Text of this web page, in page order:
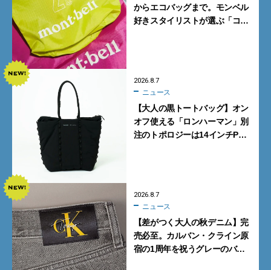
からエコバッグまで。モンベル
好きスタイリストが選ぶ「コス
2026.8.7
ニュース
【大人の黒トートバッグ】オン
オフ使える「ロンハーマン」別
注のトポロジーは14インチPC
2026.8.7
ニュース
【差がつく大人の秋デニム】完
売必至。カルバン・クライン原
宿の1周年を祝うグレーのバ